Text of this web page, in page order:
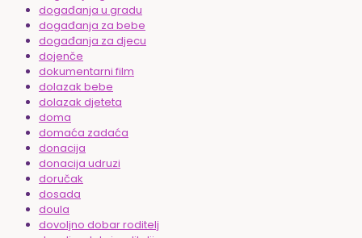
događanja u gradu
događanja za bebe
događanja za djecu
dojenče
dokumentarni film
dolazak bebe
dolazak djeteta
doma
domaća zadaća
donacija
donacija udruzi
doručak
dosada
doula
dovoljno dobar roditelj